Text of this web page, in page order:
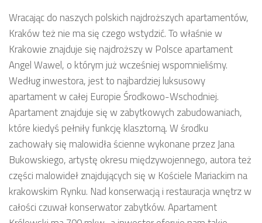
Wracając do naszych polskich najdroższych apartamentów,
Kraków też nie ma się czego wstydzić. To właśnie w
Krakowie znajduje się najdroższy w Polsce apartament
Angel Wawel, o którym już wcześniej wspomnieliśmy.
Według inwestora, jest to najbardziej luksusowy
apartament w całej Europie Środkowo-Wschodniej.
Apartament znajduje się w zabytkowych zabudowaniach,
które kiedyś pełniły funkcję klasztorną. W środku
zachowały się malowidła ścienne wykonane przez Jana
Bukowskiego, artystę okresu międzywojennego, autora też
części malowideł znajdujących się w Kościele Mariackim na
krakowskim Rynku. Nad konserwacją i restauracja wnętrz w
całości czuwał konserwator zabytków. Apartament